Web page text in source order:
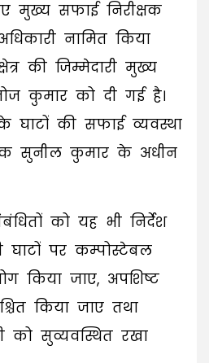
मुख्य सफाई निरीक्षक
नामित किया
की जिम्मेदारी मुख्य
कुमार को दी गई है।
के घाटों की सफाई व्यवस्था
सुनील कुमार के अधीन
को यह भी निर्देश
पर कम्पोस्टेबल
किया जाए, अपशिष्ट
किया जाए तथा
को सुव्यवस्थित रखा